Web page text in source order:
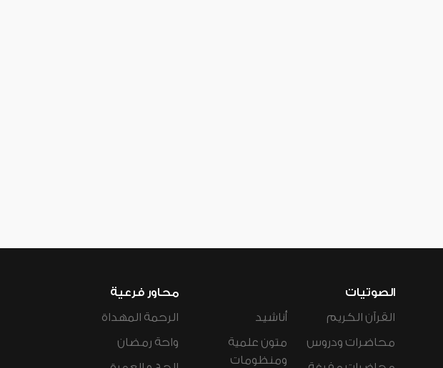
الصوتيات
القرآن الكريم
محاضرات ودروس
أناشيد
متون علمية
ومنظومات
محاور فرعية
الرحمة المهداة
واحة رمضان